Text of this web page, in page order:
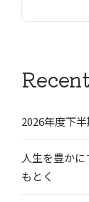
2026年度下
人生を豊か
もとく